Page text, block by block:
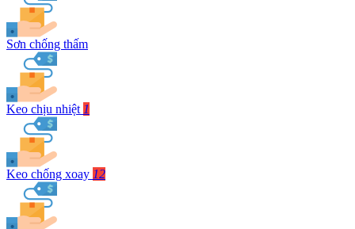
Sơn chống thấm
Keo chịu nhiệt 1
Keo chống xoay 12